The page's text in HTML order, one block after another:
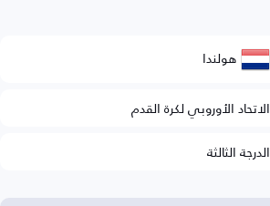
هولندا
الاتحاد الأوروبي لكرة القدم
الدرجة الثالثة